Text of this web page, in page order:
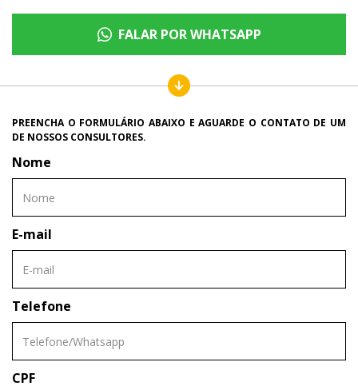
FALAR POR WHATSAPP
PREENCHA O FORMULÁRIO ABAIXO E AGUARDE O CONTATO DE UM
DE NOSSOS CONSULTORES.
Nome
E-mail
Telefone
CPF